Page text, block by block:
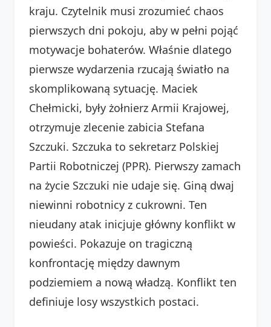
kraju. Czytelnik musi zrozumieć chaos
pierwszych dni pokoju, aby w pełni pojąć
motywacje bohaterów. Właśnie dlatego
pierwsze wydarzenia rzucają światło na
skomplikowaną sytuację. Maciek
Chełmicki, były żołnierz Armii Krajowej,
otrzymuje zlecenie zabicia Stefana
Szczuki. Szczuka to sekretarz Polskiej
Partii Robotniczej (PPR). Pierwszy zamach
na życie Szczuki nie udaje się. Giną dwaj
niewinni robotnicy z cukrowni. Ten
nieudany atak inicjuje główny konflikt w
powieści. Pokazuje on tragiczną
konfrontację między dawnym
podziemiem a nową władzą. Konflikt ten
definiuje losy wszystkich postaci.